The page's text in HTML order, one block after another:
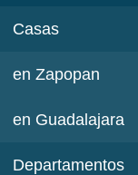
Casas
en Zapopan
en Guadalajara
Departamentos